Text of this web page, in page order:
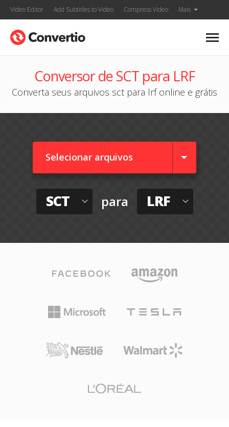
Video Editor Add Subtitles to Video Compress Video Mais
Conversor de SCT para LRF
Converta seus arquivos sct para lrf online e grátis
Selecionar arquivos
SCT para LRF